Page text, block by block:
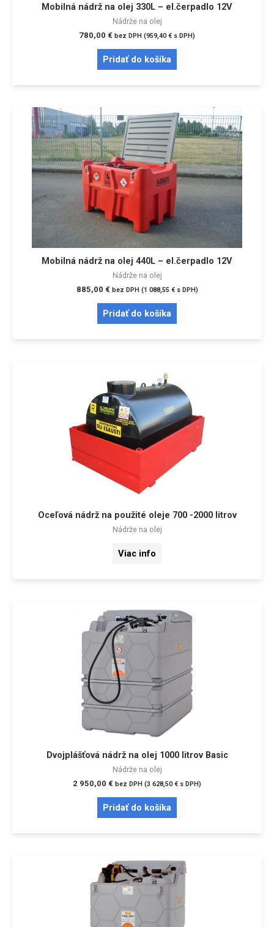
Mobilná nádrž na olej 330L – el.čerpadlo 12V
Nádrže na olej
780,00 € bez DPH (959,40€ s DPH)
Pridať do košíka
Mobilná nádrž na olej 440L – el.čerpadlo 12V
Nádrže na olej
885,00 € bez DPH (1 088,55 €s DPH)
Pridať do košíka
Oceľová nádrž na použité oleje 700 -2000 litrov
Nádrže na olej
Viac info
Dvojplášťová nádrž na olej 1000 litrov Basic
Nádrže na olej
2 950,00 € bez DPH (3 628,50€ s DPH)
Pridať do košíka